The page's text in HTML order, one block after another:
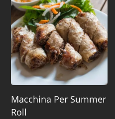
Macchina Per Summer
Roll